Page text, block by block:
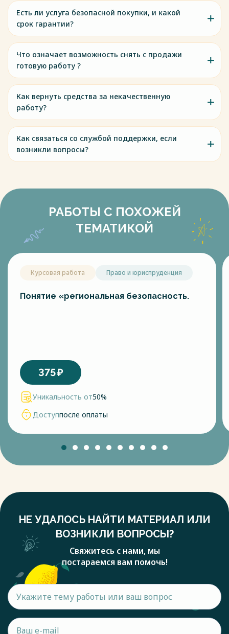
правильного использовании естественного уклона
местности. При этом расположение погрузочно-
разгрузочных линий должно полностью исключать
потребность в какой-либо дополнительной перегрузке
лесоматериалов в случае их складировании и
транспортировании.
Весь текст будет доступен
Есть ли услуга безопасной покупки, и какой
срок гарантии?
Что означает возможность снять с продажи
готовую работу ?
Как вернуть средства за некачественную
работу?
Как связаться со службой поддержки, если
возникли вопросы?
РАБОТЫ С ПОХОЖЕЙ
ТЕМАТИКОЙ
Курсовая работа Право и юриспруденция
Понятие «региональная безопасность.
375₽
Уникальность от50%
Доступпосле оплаты
НЕ УДАЛОСЬ НАЙТИ МАТЕРИАЛ ИЛИ
ВОЗНИКЛИ ВОПРОСЫ?
Свяжитесь с нами, мы
постараемся вам помочь!